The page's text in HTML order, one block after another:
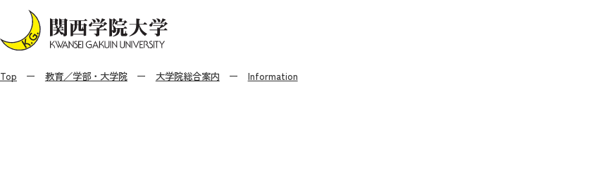
Top 教育／学部・大学院 大学院総合案内 Information